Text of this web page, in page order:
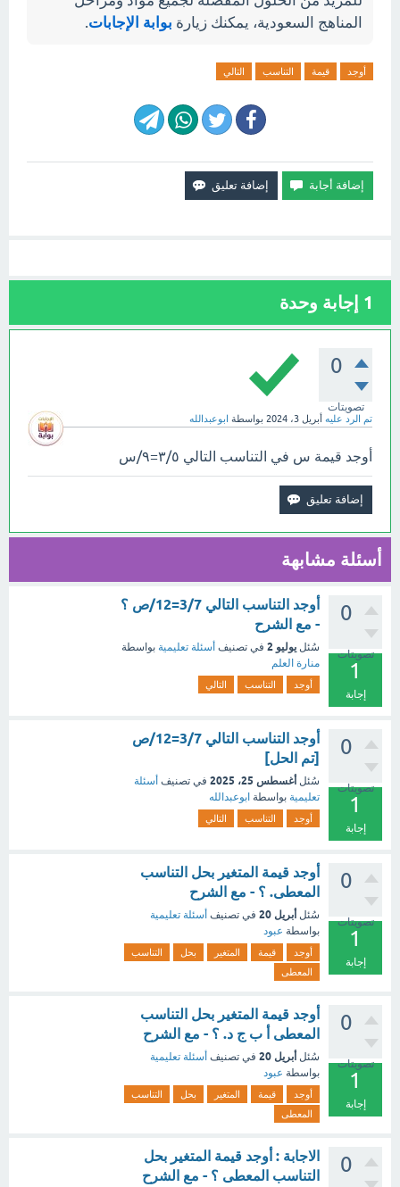
المناهج السعودية، يمكنك زيارة بوابة الإجابات.
أوجد قيمة التناسب التالي
1 إجابة وحدة
0
تصويتات
تم الرد عليه أبريل 3، 2024 بواسطة ابوعبدالله
أوجد قيمة س في التناسب التالي ٣/٥=٩/س
أسئلة مشابهة
0
تصويتات
1
إجابة
أوجد التناسب التالي 3/7=12/ص ؟
- مع الشرح
سُئل يوليو 2 في تصنيف أسئلة تعليمية بواسطة
منارة العلم
أوجد التناسب التالي
0
تصويتات
1
إجابة
أوجد التناسب التالي 3/7=12/ص
[تم الحل]
سُئل أغسطس 25، 2025 في تصنيف أسئلة
تعليمية بواسطة ابوعبدالله
أوجد التناسب التالي
0
تصويتات
1
إجابة
أوجد قيمة المتغير بحل التناسب
المعطى. ؟ - مع الشرح
سُئل أبريل 20 في تصنيف أسئلة تعليمية
بواسطة عبود
أوجد قيمة المتغير بحل
التناسب
المعطى
0
تصويتات
1
إجابة
أوجد قيمة المتغير بحل التناسب
المعطى أ ب ج د. ؟ - مع الشرح
سُئل أبريل 20 في تصنيف أسئلة تعليمية
بواسطة عبود
أوجد قيمة المتغير بحل
التناسب
المعطى
0
الاجابة : أوجد قيمة المتغير بحل
التناسب المعطى ؟ - مع الشرح